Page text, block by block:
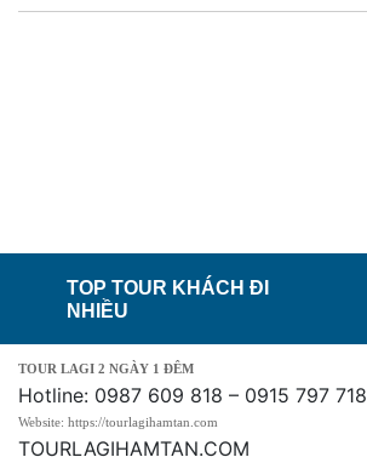
TOP TOUR KHÁCH ĐI
NHIỀU
TOUR LAGI 2 NGÀY 1 ĐÊM
Hotline: 0987 609 818 – 0915 797 718
Website: https://tourlagihamtan.com
TOURLAGIHAMTAN.COM